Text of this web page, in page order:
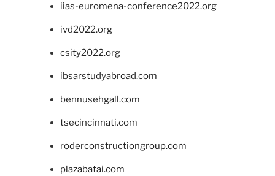
iias-euromena-conference2022.org
ivd2022.org
csity2022.org
ibsarstudyabroad.com
bennusehgall.com
tsecincinnati.com
roderconstructiongroup.com
plazabatai.com